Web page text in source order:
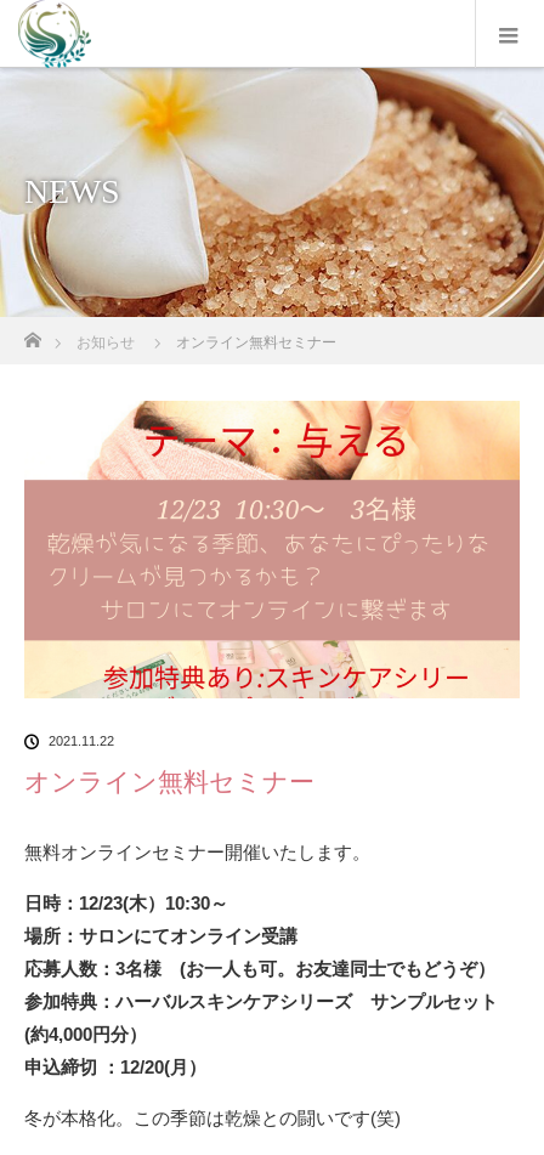
NEWS
お知らせ オンライン無料セミナー
2021.11.22
オンライン無料セミナー
無料オンラインセミナー開催いたします。
日時：12/23(木）10:30～
場所：サロンにてオンライン受講
応募人数：3名様 (お一人も可。お友達同士でもどうぞ）
参加特典：ハーバルスキンケアシリーズ サンプルセット
(約4,000円分）
申込締切 ：12/20(月）
冬が本格化。この季節は乾燥との闘いです(笑)